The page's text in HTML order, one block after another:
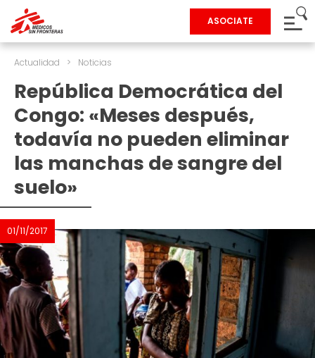
ASOCIATE
Actualidad > Noticias
República Democrática del
Congo: «Meses después,
todavía no pueden eliminar
las manchas de sangre del
suelo»
01/11/2017